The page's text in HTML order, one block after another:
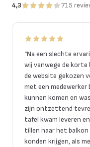
4,3 715
“Na een slechte
wij vanwege de
de website gekozen
met een
kunnen komen en
zijn ontzettend
tafel kwam leveren
tillen naar het
konden krijgen, als